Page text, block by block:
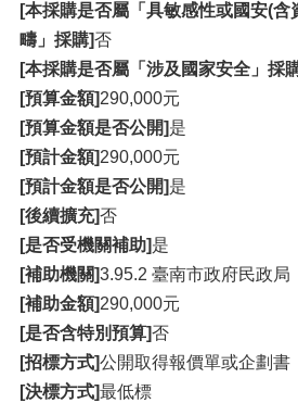
[本採購是否屬「具敏感性或國安(含
疇」採購]否
[本採購是否屬「涉及國家安全」採
[預算金額]290,000元
[預算金額是否公開]是
[預計金額]290,000元
[預計金額是否公開]是
[後續擴充]否
[是否受機關補助]是
[補助機關]3.95.2 臺南市政府民政局
[補助金額]290,000元
[是否含特別預算]否
[招標方式]公開取得報價單或企劃書
[決標方式]最低標